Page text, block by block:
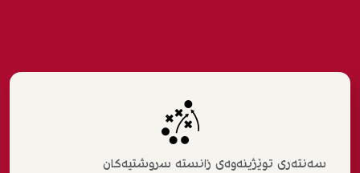
سەنتەری توێژینەوەی زانستە سروشتیەکان